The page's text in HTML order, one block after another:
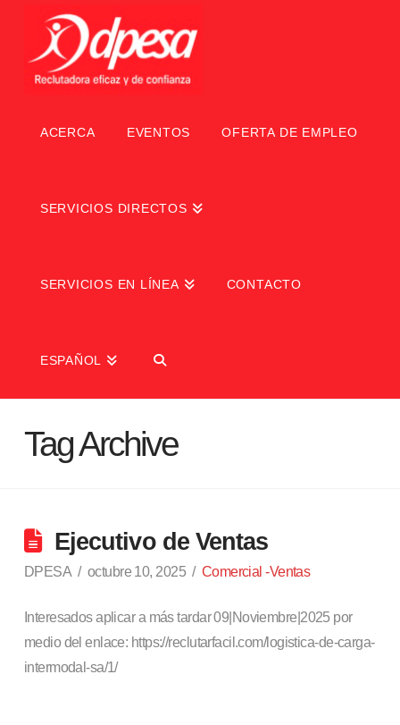
ACERCA EVENTOS OFERTA DE EMPLEO
SERVICIOS DIRECTOS
SERVICIOS EN LÍNEA CONTACTO
ESPAÑOL
Tag Archive
Ejecutivo de Ventas
DPESA octubre 10, 2025 Comercial -Ventas
Interesados aplicar a más tardar 09|Noviembre|2025 por
medio del enlace: https://reclutarfacil.com/logistica-de-carga-
intermodal-sa/1/